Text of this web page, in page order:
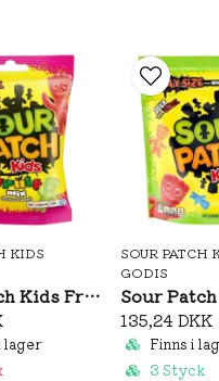
KIDS
Sour Patch Kids Fruit Mix 130g
lager
SOUR PATCH
GODIS
135,24 DKK
Finns i
3 Styck